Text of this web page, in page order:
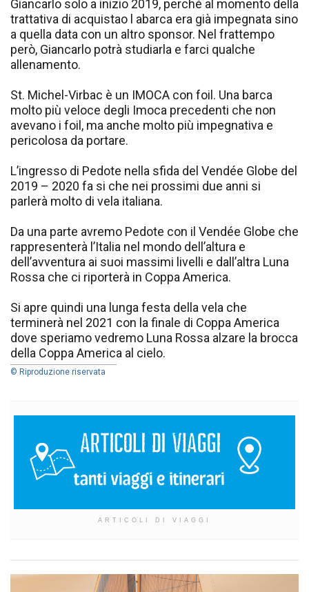
Giancarlo solo a inizio 2019, perché al momento della
trattativa di acquistao l abarca era già impegnata sino
a quella data con un altro sponsor. Nel frattempo
però, Giancarlo potrà studiarla e farci qualche
allenamento.
St. Michel-Virbac è un IMOCA con foil. Una barca
molto più veloce degli Imoca precedenti che non
avevano i foil, ma anche molto più impegnativa e
pericolosa da portare.
L’ingresso di Pedote nella sfida del Vendée Globe del
2019 – 2020 fa si che nei prossimi due anni si
parlerà molto di vela italiana.
Da una parte avremo Pedote con il Vendée Globe che
rappresenterà l’Italia nel mondo dell’altura e
dell’avventura ai suoi massimi livelli e dall’altra Luna
Rossa che ci riporterà in Coppa America.
Si apre quindi una lunga festa della vela che
terminerà nel 2021 con la finale di Coppa America
dove speriamo vedremo Luna Rossa alzare la brocca
della Coppa America al cielo.
© Riproduzione riservata
ARTICOLI DI VIAGGI